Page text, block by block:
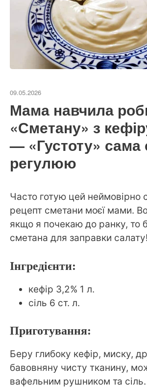
09.05.2026
Мама навчила
«Сметану» з
— «Густоту» сама
регулюю
Часто готую цей неймовірно
рецепт сметани моєї мами.
якщо я почекаю до ранку, то
сметана для заправки салату!
Інгредієнти:
кефір 3,2% 1 л.
сіль 6 ст. л.
Приготування:
Беру глибоку кефір, миску,
бавовняну чисту тканину,
вафельним рушником та